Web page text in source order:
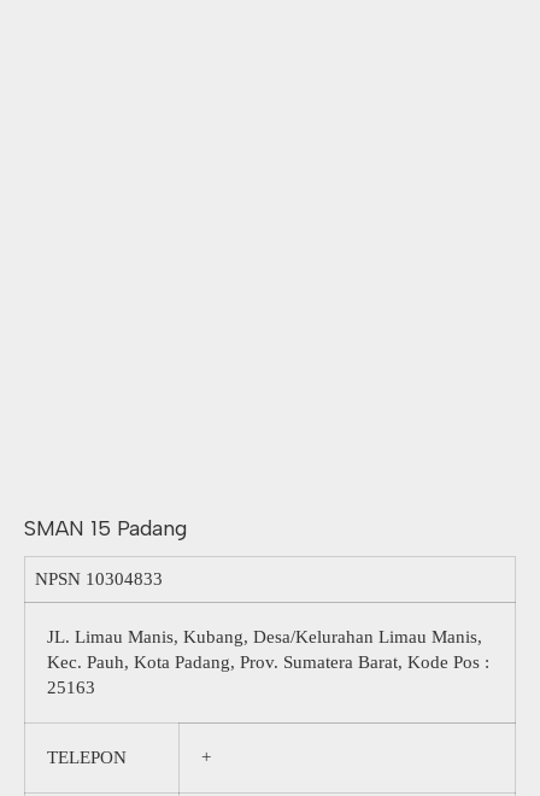
SMAN 15 Padang
NPSN 10304833
JL. Limau Manis, Kubang, Desa/Kelurahan Limau Manis,
Kec. Pauh, Kota Padang, Prov. Sumatera Barat, Kode Pos :
25163
TELEPON +